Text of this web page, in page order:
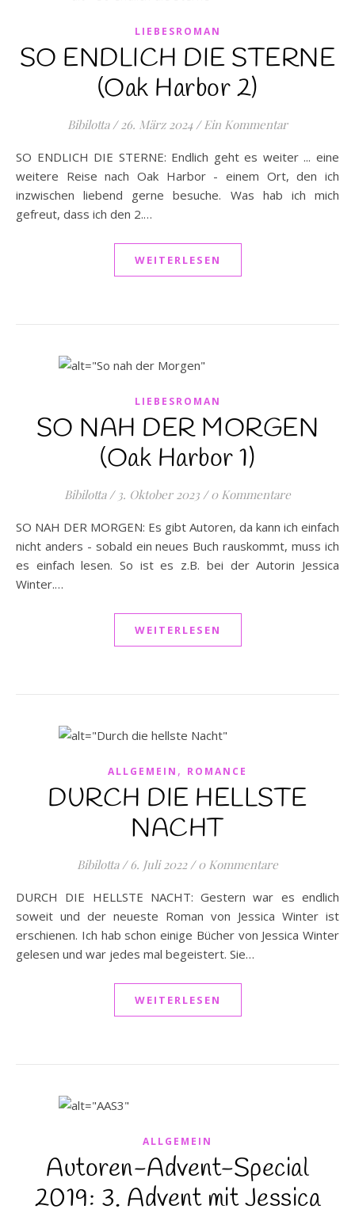
LIEBESROMAN
SO ENDLICH DIE STERNE
(Oak Harbor 2)
Bibilotta / 26. März 2024 / Ein Kommentar
SO ENDLICH DIE STERNE: Endlich geht es weiter ... eine
weitere Reise nach Oak Harbor - einem Ort, den ich
inzwischen liebend gerne besuche. Was hab ich mich
gefreut, dass ich den 2.…
WEITERLESEN
LIEBESROMAN
SO NAH DER MORGEN
(Oak Harbor 1)
Bibilotta / 3. Oktober 2023 / 0 Kommentare
SO NAH DER MORGEN: Es gibt Autoren, da kann ich einfach
nicht anders - sobald ein neues Buch rauskommt, muss ich
es einfach lesen. So ist es z.B. bei der Autorin Jessica
Winter.…
WEITERLESEN
ALLGEMEIN , ROMANCE
DURCH DIE HELLSTE
NACHT
Bibilotta / 6. Juli 2022 / 0 Kommentare
DURCH DIE HELLSTE NACHT: Gestern war es endlich
soweit und der neueste Roman von Jessica Winter ist
erschienen. Ich hab schon einige Bücher von Jessica Winter
gelesen und war jedes mal begeistert. Sie…
WEITERLESEN
ALLGEMEIN
Autoren-Advent-Special
2019: 3. Advent mit Jessica